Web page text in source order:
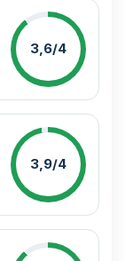
3,6/4
3,9/4